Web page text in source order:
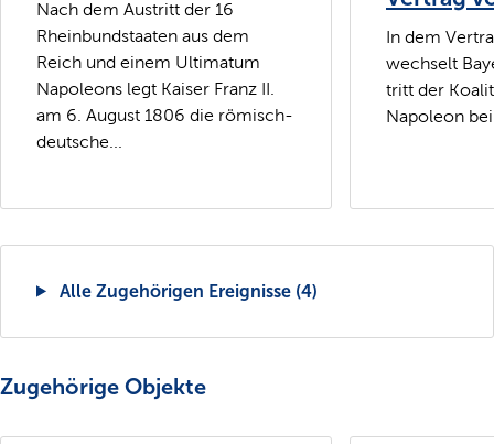
Nach dem Austritt der 16
Rheinbundstaaten aus dem
Reich und einem Ultimatum
Napoleons legt Kaiser Franz II.
am 6. August 1806 die römisch-
deutsche...
In dem
wechselt
tritt der
Napoleon
Alle Zugehörigen Ereignisse (4)
Zugehörige Objekte